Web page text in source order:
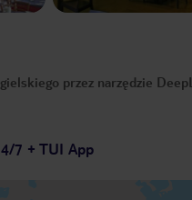
przez narzędzie DeepL
7 + TUI App